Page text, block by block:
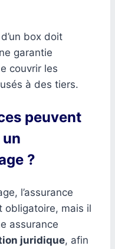
box doit
garantie
couvrir les
à des tiers.
peuvent
?
l’assurance
obligatoire, mais il
assurance
juridique, afin